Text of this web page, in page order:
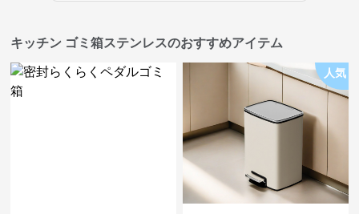
キッチン ゴミ箱ステンレスのおすすめアイテム
人気